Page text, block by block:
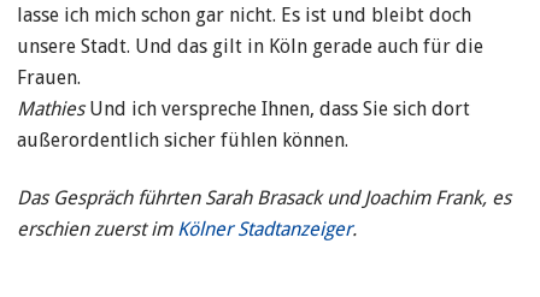
lasse ich mich schon gar nicht. Es ist und bleibt doch
unsere Stadt. Und das gilt in Köln gerade auch für die
Frauen.
MathiesUnd ich verspreche Ihnen, dass Sie sich dort
außerordentlich sicher fühlen können.
Das Gespräch führten Sarah Brasack und Joachim Frank, es
erschien zuerst im Kölner Stadtanzeiger.